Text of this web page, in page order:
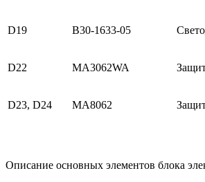
D19 B30-1633-05
D22 MA3062WA
D23, D24 MA8062
Описание основных элементов блока